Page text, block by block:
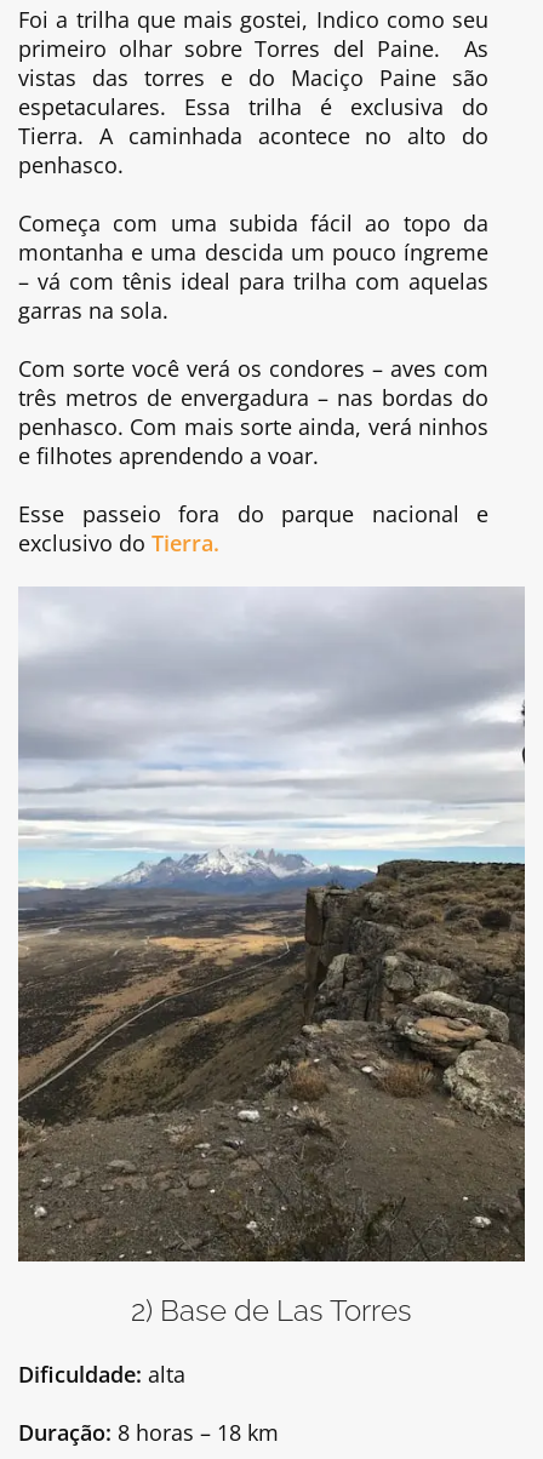
Foi a trilha que mais gostei, Indico como seu
primeiro olhar sobre Torres del Paine. As
vistas das torres e do Maciço Paine são
espetaculares. Essa trilha é exclusiva do
Tierra. A caminhada acontece no alto do
penhasco.
Começa com uma subida fácil ao topo da
montanha e uma descida um pouco íngreme
– vá com tênis ideal para trilha com aquelas
garras na sola.
Com sorte você verá os condores – aves com
três metros de envergadura – nas bordas do
penhasco. Com mais sorte ainda, verá ninhos
e filhotes aprendendo a voar.
Esse passeio fora do parque nacional e
exclusivo do Tierra.
2) Base de Las Torres
Dificuldade: alta
Duração: 8 horas – 18 km